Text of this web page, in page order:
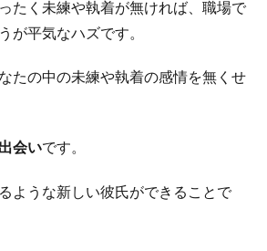
たく未練や執着が無ければ、職場で
が平気なハズです。
たの中の未練や執着の感情を無くせ
会いです。
ような新しい彼氏ができることで